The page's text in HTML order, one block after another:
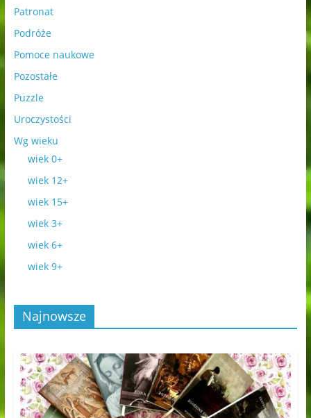
Patronat
Podróże
Pomoce naukowe
Pozostałe
Puzzle
Uroczystości
Wg wieku
wiek 0+
wiek 12+
wiek 15+
wiek 3+
wiek 6+
wiek 9+
Najnowsze